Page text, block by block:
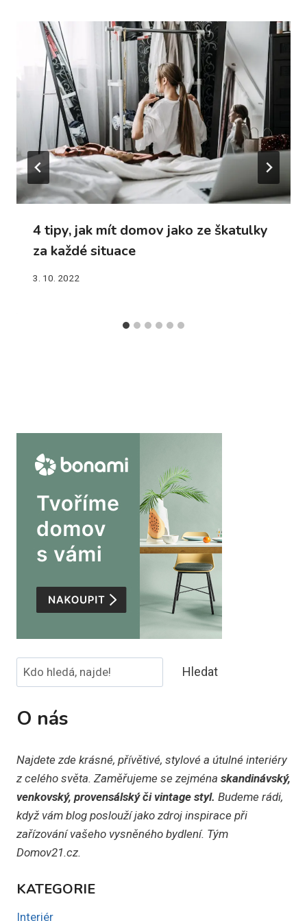
4 tipy, jak mít domov jako ze škatulky
za každé situace
3. 10. 2022
Hledat Hledat
O nás
Najdete zde krásné, přívětivé, stylové a útulné interiéry
z celého světa. Zaměřujeme se zejména skandinávský,
venkovský, provensálský či vintage styl. Budeme rádi,
když vám blog poslouží jako zdroj inspirace při
zařízování vašeho vysněného bydlení. Tým
Domov21.cz.
KATEGORIE
Interiér